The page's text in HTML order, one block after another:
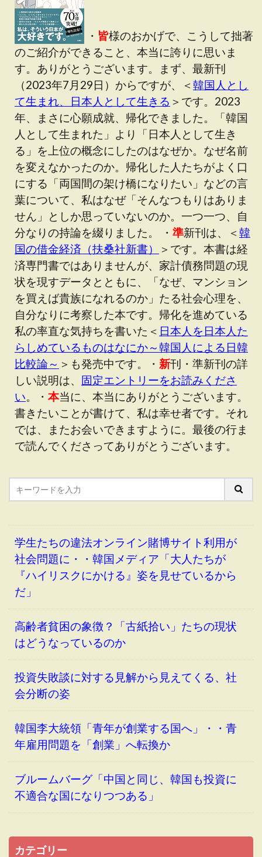
・ 皆様のおかげで、こうして拙著
のご紹介ができること、本当に誇りに思いま
す。ありがとうございます。まず、最新刊
（2023年7月29日）からですが、＜韓国人とし
て生まれ、日本人として生きる ＞です。2023
年、まさに心願成就、帰化できました。「韓国
人として生まれた」より「日本人として生き
る」を上位の概念にしたのはなぜか。なぜ名前
を変えなかったのか。帰化した人たちがよく口
にする「両国間の架け橋になりたい」などの言
葉について、私はなぜ「そんなつもりはありま
せん」としか思っていないのか。一つ一つ、自
分なりの持論を綴りました。 ・ 準新刊は、＜韓
国の借金経済（扶桑社新書）
＞です。本書は経
済専門書ではありませんが、家計債務問題の現
状を現すデータとともに、「なぜ、マンション
を買えば貴族になれるのか」たる社会心理を、
自分なりに考察した本です。帰化を進めている
私の率直な気持ちを書いた＜ 日本人を日本人た
らしめているものはなにか～韓国人による日韓
比較論～ ＞も発売中です。・ 新刊・準新刊の詳
しい説明は、 固定エントリーをお読みくださ
い。・ 本当に、本当にありがとうございます。
書きたいことが書けて、私は幸せ者です。それ
では、またお会いできますように。最後の行ま
で読んでくださってありがとうございます。
学生たちの違法オンライン賭博サイト利用が
社会問題に・・韓国メディア「大人たちが
『ハイリスクにかける』姿を見せているから
だ」
高齢者貧困の象徴？「古紙拾い」たちの現状
はどうなっているのか
投資失敗談に対する見解から見えてくる、社
会分断の姿
韓国李大統領「青年が創業する国へ」・・青
年雇用問題を「創業」へ転換か
ブルームバーグ「中国と同じ、韓国も投資に
不適合な国になりつつある」
カテゴリー